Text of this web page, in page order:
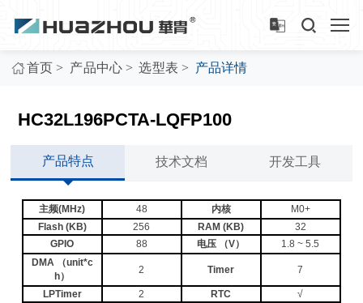
首页 > 产品中心 > 选型表 > 产品详情
HC32L196PCTA-LQFP100
产品特点 技术文档 开发工具
主频(MHz) 48 内核
M0+
Flash (KB)
256 RAM (KB)
32
GPIO
88 电压 （V）
1.8 ~ 5.5
DMA （unit*c
h）
2 Timer 7
LPTimer 2 RTC
√